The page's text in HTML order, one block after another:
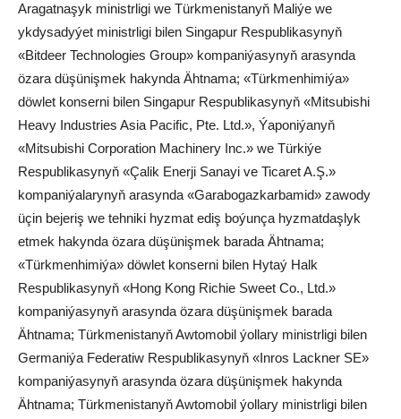
Aragatnaşyk ministrligi we Türkmenistanyň Maliýe we
ykdysadyýet ministrligi bilen Singapur Respublikasynyň
«Bitdeer Technologies Group» kompaniýasynyň arasynda
özara düşünişmek hakynda Ähtnama; «Türkmenhimiýa»
döwlet konserni bilen Singapur Respublikasynyň «Mitsubishi
Heavy Industries Asia Pacific, Pte. Ltd.», Ýaponiýanyň
«Mitsubishi Corporation Machinery Inc.» we Türkiýe
Respublikasynyň «Çalik Enerji Sanayi ve Ticaret A.Ş.»
kompaniýalarynyň arasynda «Garabogazkarbamid» zawody
üçin bejeriş we tehniki hyzmat ediş boýunça hyzmatdaşlyk
etmek hakynda özara düşünişmek barada Ähtnama;
«Türkmenhimiýa» döwlet konserni bilen Hytaý Halk
Respublikasynyň «Hong Kong Richie Sweet Co., Ltd.»
kompaniýasynyň arasynda özara düşünişmek barada
Ähtnama; Türkmenistanyň Awtomobil ýollary ministrligi bilen
Germaniýa Federatiw Respublikasynyň «Inros Lackner SE»
kompaniýasynyň arasynda özara düşünişmek hakynda
Ähtnama; Türkmenistanyň Awtomobil ýollary ministrligi bilen